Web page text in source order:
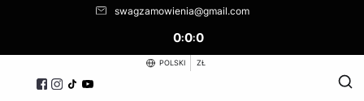
swagzamowienia@gmail.com
0:0:0
POLSKI ZŁ